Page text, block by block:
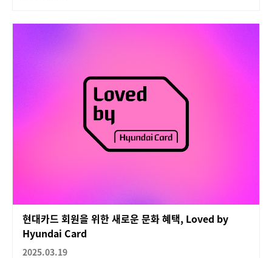
현대카드 회원을 위한 새로운 문화 혜택, Loved by
Hyundai Card
2025.03.19